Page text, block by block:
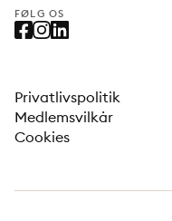
FØLG OS
Privatlivspolitik
Medlemsvilkår
Cookies